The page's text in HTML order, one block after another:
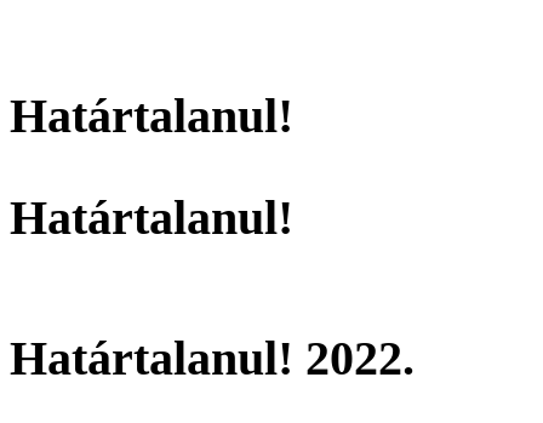
Határtalanul!
Határtalanul!
Határtalanul! 2022.